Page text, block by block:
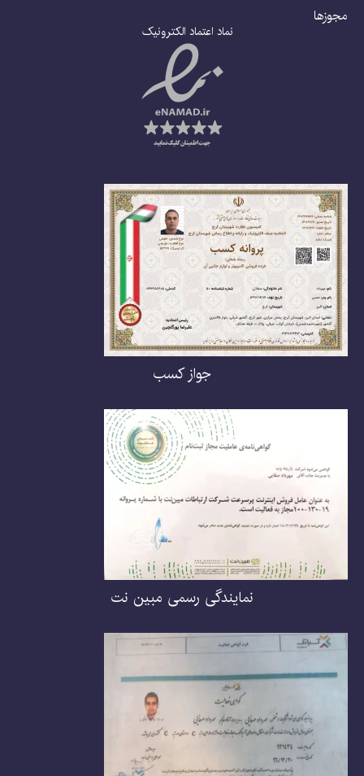
مجوزها
نماد اعتماد الکترونیک
جواز کسب
نمایندگی رسمی مبین نت